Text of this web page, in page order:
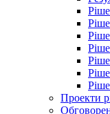
Проекти